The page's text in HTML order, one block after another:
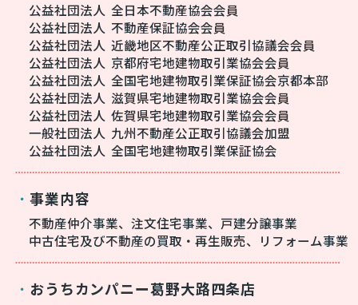
公益社団法人 全日本不動産協会会員
公益社団法人 不動産保証協会会員
公益社団法人 近畿地区不動産公正取引協議会会員
公益社団法人 京都府宅地建物取引業協会会員
公益社団法人 全国宅地建物取引業保証協会京都本部
公益社団法人 滋賀県宅地建物取引業協会会員
公益社団法人 佐賀県宅地建物取引業協会会員
一般社団法人 九州不動産公正取引協議会加盟
公益社団法人 全国宅地建物取引業保証協会
・ 事業内容
不動産仲介事業、注文住宅事業、戸建分譲事業
中古住宅及び不動産の買取・再生販売、リフォーム事業
・ おうちカンパニー葛野大路四条店